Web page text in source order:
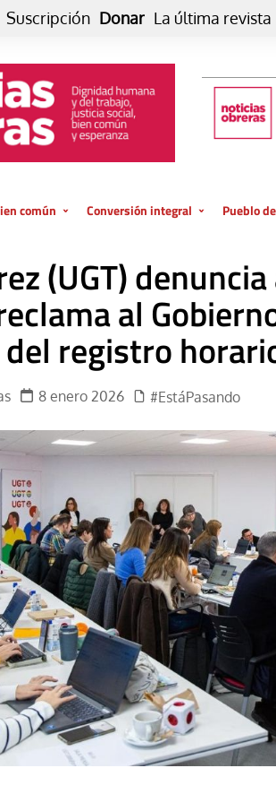
Suscripción Donar La última revista
del
común
Economía
Conversión integral
de vida… es posible
El cuidado de la creación
Experiencia
Cultura
Libro
Dos minutos
Música
Poesía
Relato
Pueblo
La
Vaticano
El
El atrio
In
(UGT)
al
registro
8 enero 2026 #EstáPasando